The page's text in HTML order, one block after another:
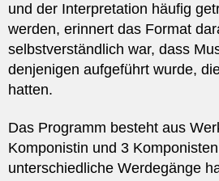
und der Interpretation häufig
werden, erinnert das Format
selbstverständlich war, dass
denjenigen aufgeführt wurde,
hatten.
Das Programm besteht aus
Komponistin und 3
unterschiedliche Werdegänge